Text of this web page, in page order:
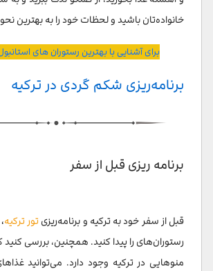
خانواده‌تان باشید و لحظات خود را به بهترین
برای آشنایی با بهترین رستوران های
برنامه‌ریزی شکم گردی در ترکیه
برنامه ریزی قبل از سفر
قبل از سفر خود به ترکیه و برنامه‌ریزی تور ترکیه،
رستوران‌های را پیدا کنید. همچنین، بررسی
منوهایی در ترکیه وجود دارد. می‌توانید